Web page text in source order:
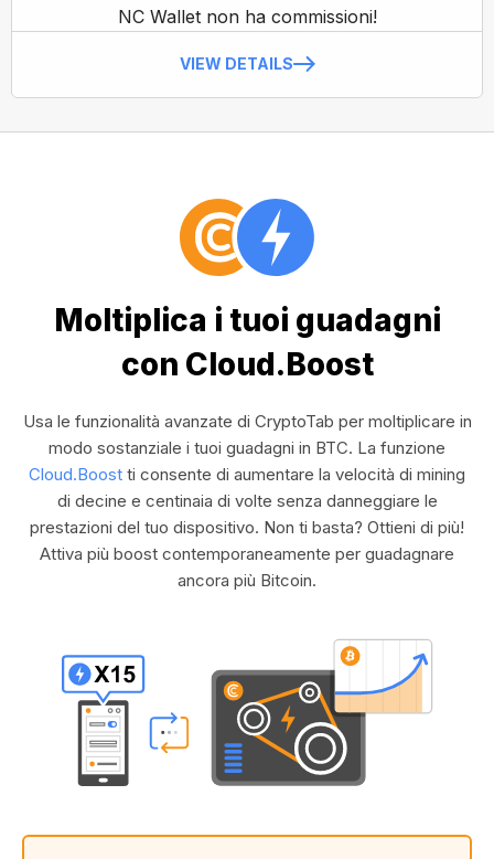
NC Wallet non ha commissioni!
VIEW DETAILS
Moltiplica i tuoi guadagni
con Cloud.Boost
Usa le funzionalità avanzate di CryptoTab per moltiplicare in
modo sostanziale i tuoi guadagni in BTC. La funzione
Cloud.Boost ti consente di aumentare la velocità di mining
di decine e centinaia di volte senza danneggiare le
prestazioni del tuo dispositivo. Non ti basta? Ottieni di più!
Attiva più boost contemporaneamente per guadagnare
ancora più Bitcoin.